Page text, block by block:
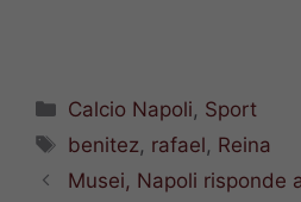
Categorie
Calcio Napoli, Sport
Tag
benitez, rafael, Reina
Musei, Napoli risponde